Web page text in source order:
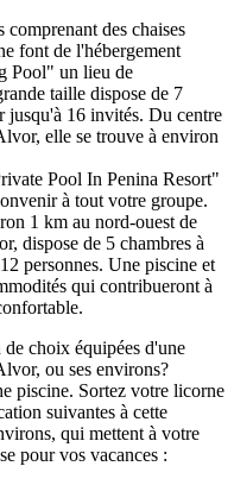
des chaises
font de l'hébergement
Pool" un lieu de
taille dispose de 7
jusqu'à 16 invités. Du centre
elle se trouve à environ
Pool In Penina Resort"
à tout votre groupe.
1 km au nord-ouest de
dispose de 5 chambres à
personnes. Une piscine et
qui contribueront à
choix équipées d'une
ou ses environs?
piscine. Sortez votre licorne
suivantes à cette
qui mettent à votre
pour vos vacances :